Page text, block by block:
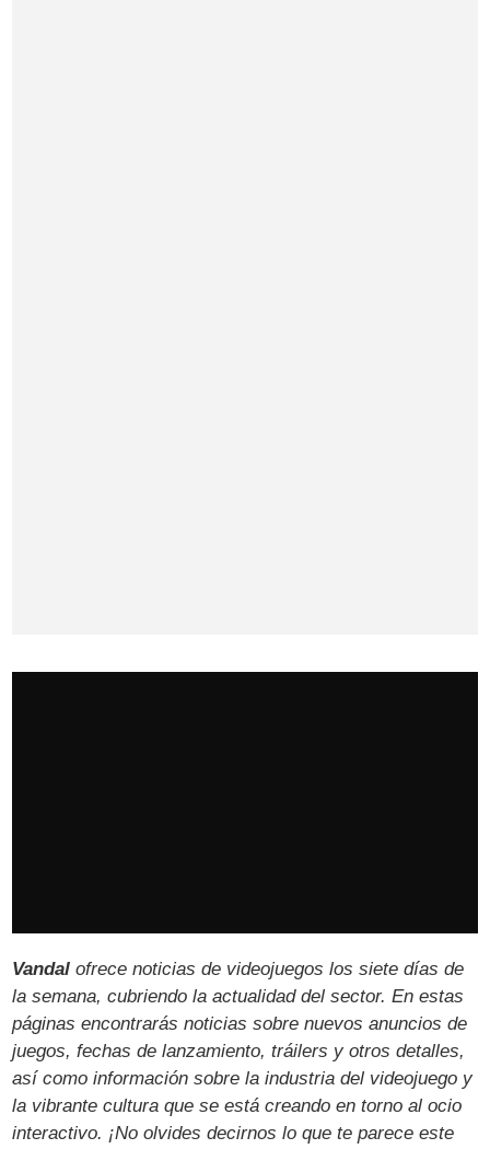
Vandal ofrece noticias de videojuegos los siete días de
la semana, cubriendo la actualidad del sector. En estas
páginas encontrarás noticias sobre nuevos anuncios de
juegos, fechas de lanzamiento, tráilers y otros detalles,
así como información sobre la industria del videojuego y
la vibrante cultura que se está creando en torno al ocio
interactivo. ¡No olvides decirnos lo que te parece este